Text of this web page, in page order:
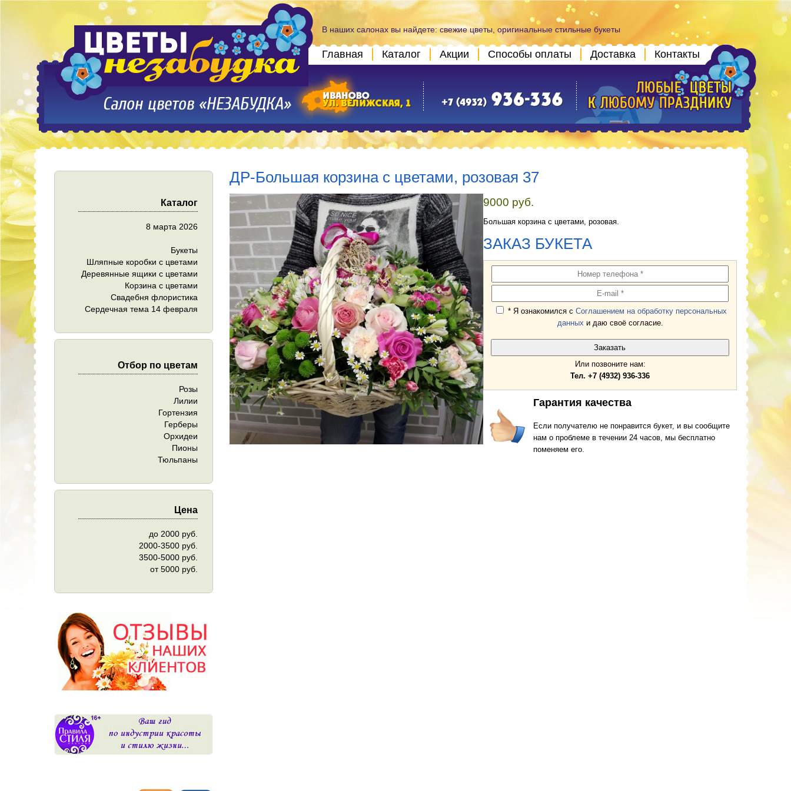
В наших салонах вы найдете: свежие цветы, оригинальные стильные букеты
Главная Каталог Акции Способы оплаты Доставка Контакты
Каталог
8 марта 2026
Букеты
Шляпные коробки с цветами
Деревянные ящики с цветами
Корзина с цветами
Свадебня флористика
Сердечная тема 14 февраля
Отбор по цветам
Розы
Лилии
Гортензия
Герберы
Орхидеи
Пионы
Тюльпаны
Цена
до 2000 руб.
2000-3500 руб.
3500-5000 руб.
от 5000 руб.
ДР-Большая корзина с цветами, розовая 37
9000 руб.
Большая корзина с цветами, розовая.
ЗАКАЗ БУКЕТА
* Я ознакомился с Соглашением на обработку персональных
данных и даю своё согласие.
Или позвоните нам:
Тел. +7 (4932) 936-336
Гарантия качества
Если получателю не понравится букет, и вы сообщите
нам о проблеме в течении 24 часов, мы бесплатно
поменяем его.